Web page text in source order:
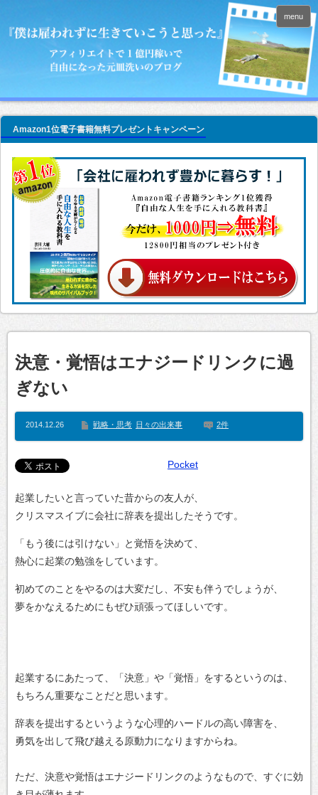
menu
Amazon1位電子書籍無料プレゼントキャンペーン
決意・覚悟はエナジードリンクに過
ぎない
2014.12.26 戦略・思考 日々の出来事 2件
Pocket
起業したいと言っていた昔からの友人が、
クリスマスイブに会社に辞表を提出したそうです。
「もう後には引けない」と覚悟を決めて、
熱心に起業の勉強をしています。
初めてのことをやるのは大変だし、不安も伴うでしょうが、
夢をかなえるためにもぜひ頑張ってほしいです。
起業するにあたって、「決意」や「覚悟」をするというのは、
もちろん重要なことだと思います。
辞表を提出するというような心理的ハードルの高い障害を、
勇気を出して飛び越える原動力になりますからね。
ただ、決意や覚悟はエナジードリンクのようなもので、すぐに効